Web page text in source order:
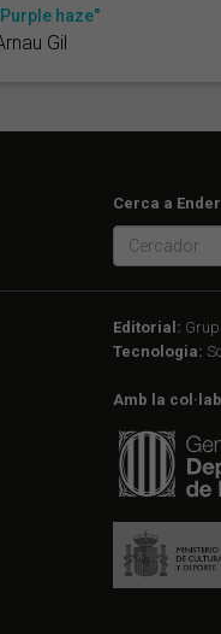
haze"
Gil
Cerca a
Editorial:
Tecnologia:
Amb la